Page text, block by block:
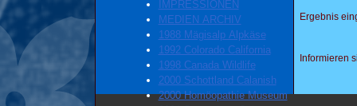
IMPRESSIONEN
MEDIEN ARCHIV
1988 Mägisalp Alpkäse
1992 Colorado California
1998 Canada Wildlife
2000 Schottland Calanish
2000 Homöopathie Museum
Ergebnis
Informieren